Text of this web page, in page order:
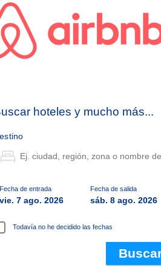
hoteles y mucho más...
de entrada
7 ago. 2026
Fecha de salida
sáb. 8 ago. 2026
Todavía no he decidido las fechas